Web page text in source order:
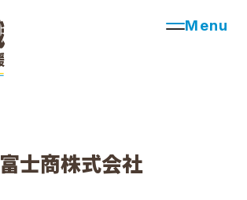
Menu
富士商株式会社